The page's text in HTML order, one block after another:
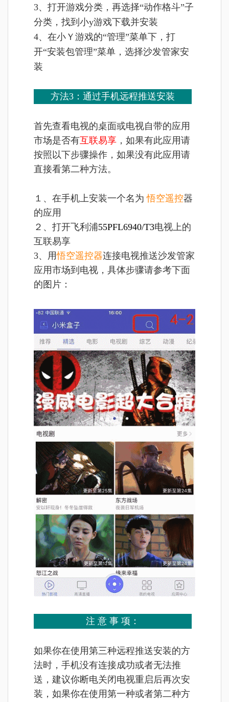
3、打开游戏分类，再选择“动作格斗”子
分类，找到小y游戏下载并安装
4、在小Ｙ游戏的“管理”菜单下，打
开“安装包管理”菜单，选择沙发管家安
装
方法3：通过手机远程推送安装
首先查看电视的桌面或电视自带的应用
市场是否有互联易享 ，如果有此应用请
按照以下步骤操作，如果没有此应用请
直接看第二种方法。
１、在手机上安装一个名为悟空遥控器
的应用
２、打开飞利浦55PFL6940/T3电视上的
互联易享
3、用悟空遥控器连接电视推送沙发管家
应用市场到电视，具体步骤请参考下面
的图片：
注 意 事 项：
如果你在使用第三种远程推送安装的方
法时，手机没有连接成功或者无法推
送，建议你断电关闭电视重启后再次安
装，如果你在使用第一种或者第二种方